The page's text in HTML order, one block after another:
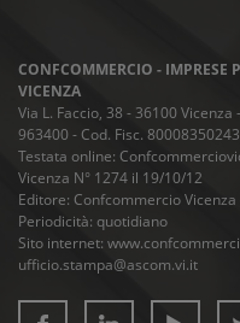
CONFCOMMERCIO - IMPRESE
VICENZA
Via L. Faccio, 38 - 36100
963400 - Cod. Fisc. 80008350243
Testata online:
Vicenza N° 1274 il 19/10/12
Editore: Confcommercio
Periodicità: quotidiano
Sito internet:
ufficio.stampa@ascom.vi.it